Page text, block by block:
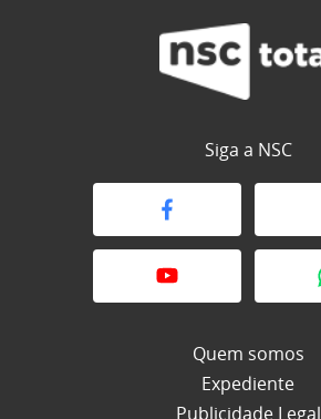
Siga a NSC
Quem somos
Expediente
Publicidade Legal